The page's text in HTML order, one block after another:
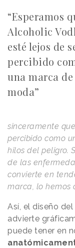
“Esperamos
Alcoholic
esté lejos de
percibido
una marca de
moda”
sinceramente
percibido como
hilos del peligro.
de las
convierte en
marca, lo hemos
Así, el diseño
advierte
puede tener en